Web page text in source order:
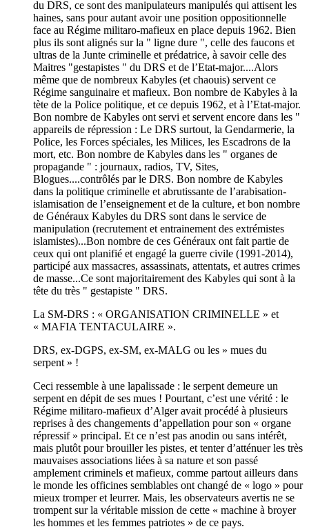
du DRS, ce sont des manipulateurs manipulés qui attisent les
haines, sans pour autant avoir une position oppositionnelle
face au Régime militaro-mafieux en place depuis 1962. Bien
plus ils sont alignés sur la " ligne dure ", celle des faucons et
ultras de la Junte criminelle et prédatrice, à savoir celle des
Maitres "gestapistes " du DRS et de l’Etat-major....Alors
même que de nombreux Kabyles (et chaouis) servent ce
Régime sanguinaire et mafieux. Bon nombre de Kabyles à la
tète de la Police politique, et ce depuis 1962, et à l’Etat-major.
Bon nombre de Kabyles ont servi et servent encore dans les "
appareils de répression : Le DRS surtout, la Gendarmerie, la
Police, les Forces spéciales, les Milices, les Escadrons de la
mort, etc. Bon nombre de Kabyles dans les " organes de
propagande " : journaux, radios, TV, Sites,
Blogues....contrôlés par le DRS. Bon nombre de Kabyles
dans la politique criminelle et abrutissante de l’arabisation-
islamisation de l’enseignement et de la culture, et bon nombre
de Généraux Kabyles du DRS sont dans le service de
manipulation (recrutement et entrainement des extrémistes
islamistes)...Bon nombre de ces Généraux ont fait partie de
ceux qui ont planifié et engagé la guerre civile (1991-2014),
participé aux massacres, assassinats, attentats, et autres crimes
de masse...Ce sont majoritairement des Kabyles qui sont à la
tête du très " gestapiste " DRS.
La SM-DRS : « ORGANISATION CRIMINELLE » et
« MAFIA TENTACULAIRE ».
DRS, ex-DGPS, ex-SM, ex-MALG ou les » mues du
serpent » !
Ceci ressemble à une lapalissade : le serpent demeure un
serpent en dépit de ses mues ! Pourtant, c’est une vérité : le
Régime militaro-mafieux d’Alger avait procédé à plusieurs
reprises à des changements d’appellation pour son « organe
répressif » principal. Et ce n’est pas anodin ou sans intérêt,
mais plutôt pour brouiller les pistes, et tenter d’atténuer les très
mauvaises associations liées à sa nature et son passé
amplement criminels et mafieux, comme partout ailleurs dans
le monde les officines semblables ont changé de « logo » pour
mieux tromper et leurrer. Mais, les observateurs avertis ne se
trompent sur la véritable mission de cette « machine à broyer
les hommes et les femmes patriotes » de ce pays.